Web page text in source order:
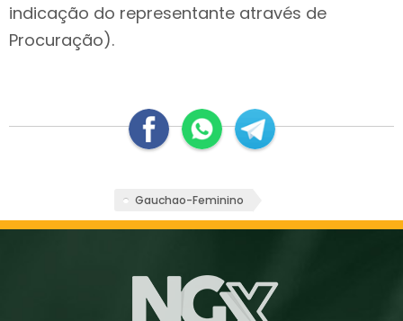
indicação do representante através de
Procuração).
Gauchao-Feminino